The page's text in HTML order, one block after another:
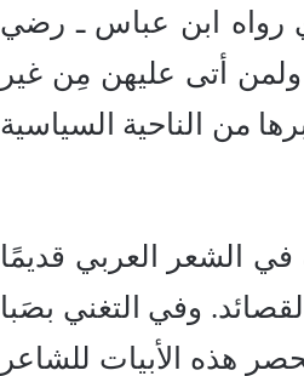
رواه ابن عباس ـ رضي
ولمن أتى عليهن مِن غير
من الناحية السياسية
في الشعر العربي قديمًا
وفي التغني بصَبا
هذه الأبيات للشاعر